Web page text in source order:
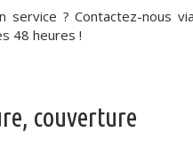
service ? Contactez-nous
48 heures !
couverture